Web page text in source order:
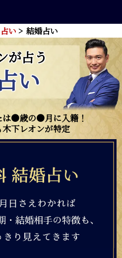
占い 結婚占い
が占う
い
は●歳の●月に入籍！
下レオンが特定